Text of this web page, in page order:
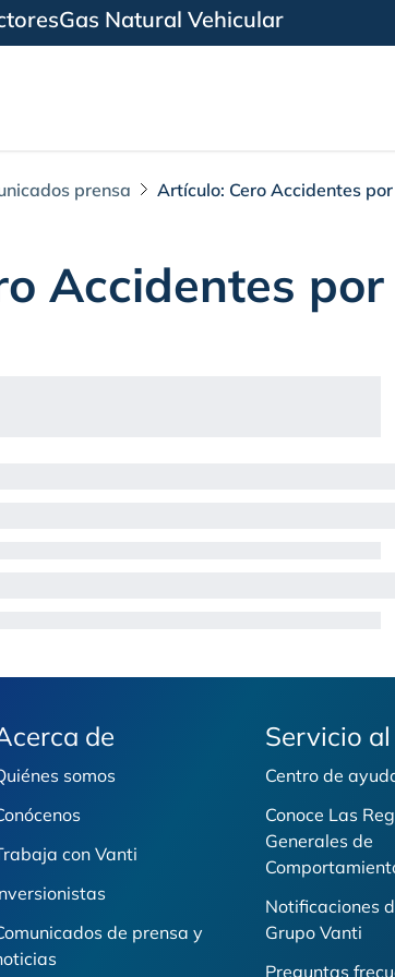
Gas Natural Vehicular
prensa Artículo: Cero Accidentes
Accidentes
de
somos
con Vanti
de prensa y
Servicio
Centro de
Conoce Las
Generales de
Notificaciones
Grupo Vanti
Preguntas